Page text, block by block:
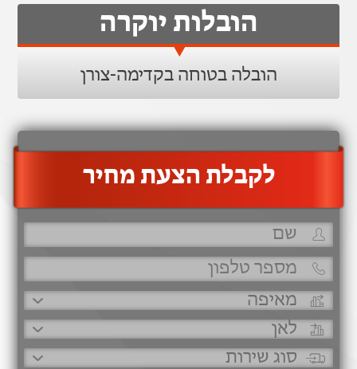
הובלות יוקרה
הובלה בטוחה בקדימה-צורן
‫לקבלת הצעת מחיר